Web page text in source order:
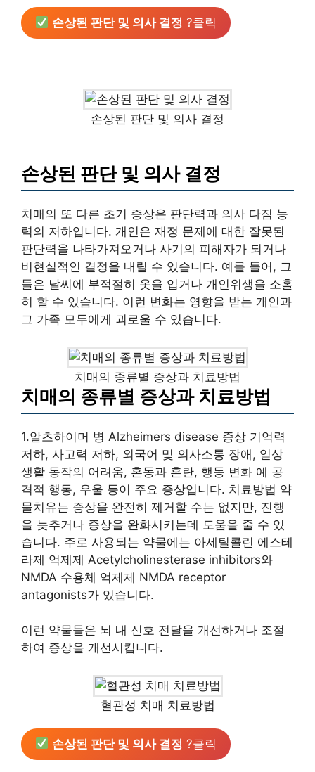
손상된 판단 및 의사 결정 ?클릭
손상된 판단 및 의사 결정
손상된 판단 및 의사 결정
치매의 또 다른 초기 증상은 판단력과 의사 다짐 능
력의 저하입니다. 개인은 재정 문제에 대한 잘못된
판단력을 나타가져오거나 사기의 피해자가 되거나
비현실적인 결정을 내릴 수 있습니다. 예를 들어, 그
들은 날씨에 부적절히 옷을 입거나 개인위생을 소홀
히 할 수 있습니다. 이런 변화는 영향을 받는 개인과
그 가족 모두에게 괴로울 수 있습니다.
치매의 종류별 증상과 치료방법
치매의 종류별 증상과 치료방법
1.알츠하이머 병 Alzheimers disease 증상 기억력
저하, 사고력 저하, 외국어 및 의사소통 장애, 일상
생활 동작의 어려움, 혼동과 혼란, 행동 변화 예 공
격적 행동, 우울 등이 주요 증상입니다. 치료방법 약
물치유는 증상을 완전히 제거할 수는 없지만, 진행
을 늦추거나 증상을 완화시키는데 도움을 줄 수 있
습니다. 주로 사용되는 약물에는 아세틸콜린 에스테
라제 억제제 Acetylcholinesterase inhibitors와
NMDA 수용체 억제제 NMDA receptor
antagonists가 있습니다.
이런 약물들은 뇌 내 신호 전달을 개선하거나 조절
하여 증상을 개선시킵니다.
혈관성 치매 치료방법
손상된 판단 및 의사 결정 ?클릭